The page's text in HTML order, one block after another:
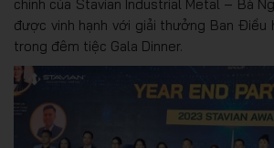
chính của Stavian Industrial Metal – Bà
được vinh hạnh với giải thưởng Ban Điều
trong đêm tiệc Gala Dinner.